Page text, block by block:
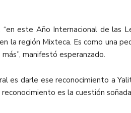
“en este Año Internacional de las
la región Mixteca. Es como una
manifestó esperanzado.
es darle ese reconocimiento a
es la cuestión